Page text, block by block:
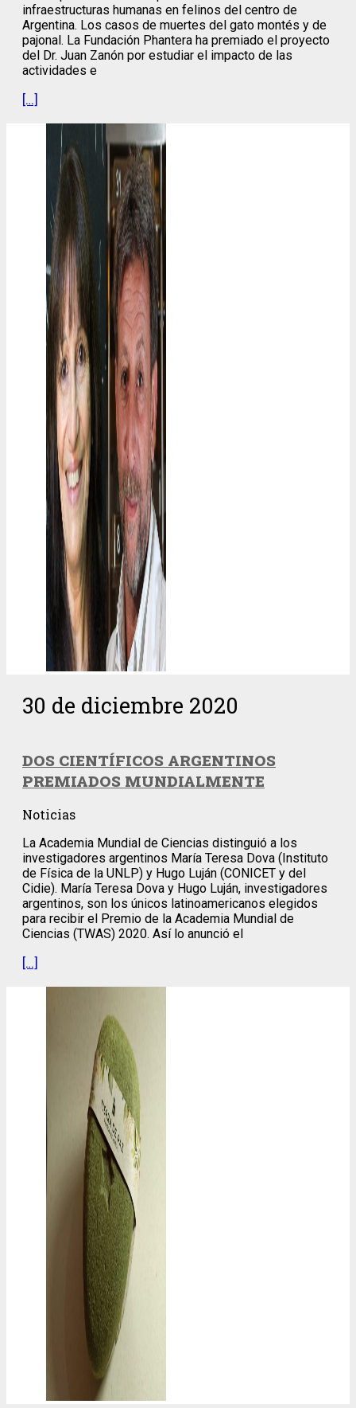
infraestructuras humanas en felinos del centro de
Argentina. Los casos de muertes del gato montés y de
pajonal. La Fundación Phantera ha premiado el proyecto
del Dr. Juan Zanón por estudiar el impacto de las
actividades e
[…]
30 de diciembre 2020
DOS CIENTÍFICOS ARGENTINOS
PREMIADOS MUNDIALMENTE
Noticias
La Academia Mundial de Ciencias distinguió a los
investigadores argentinos María Teresa Dova (Instituto
de Física de la UNLP) y Hugo Luján (CONICET y del
Cidie). María Teresa Dova y Hugo Luján, investigadores
argentinos, son los únicos latinoamericanos elegidos
para recibir el Premio de la Academia Mundial de
Ciencias (TWAS) 2020. Así lo anunció el
[…]